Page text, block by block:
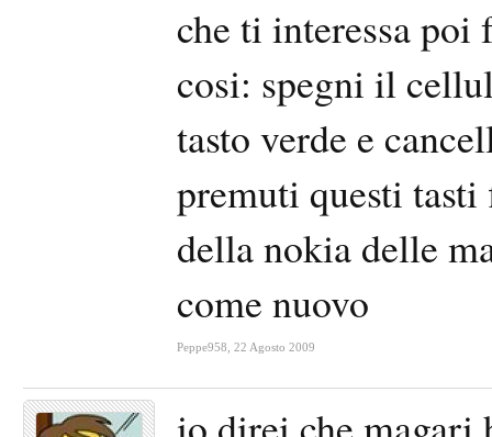
che ti interessa poi
cosi: spegni il
tasto verde e
premuti questi
della nokia delle
come nuovo
Peppe958 22 Agosto 2009